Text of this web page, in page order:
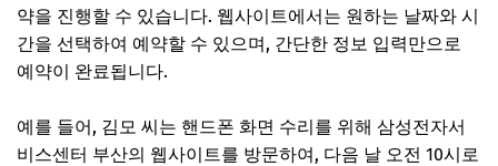
약을 진행할 수 있습니다. 웹사이트에서는 원하는 날짜와 시
간을 선택하여 예약할 수 있으며, 간단한 정보 입력만으로
예약이 완료됩니다.
예를 들어, 김모 씨는 핸드폰 화면 수리를 위해 삼성전자서
비스센터 부산의 웹사이트를 방문하여, 다음 날 오전 10시로